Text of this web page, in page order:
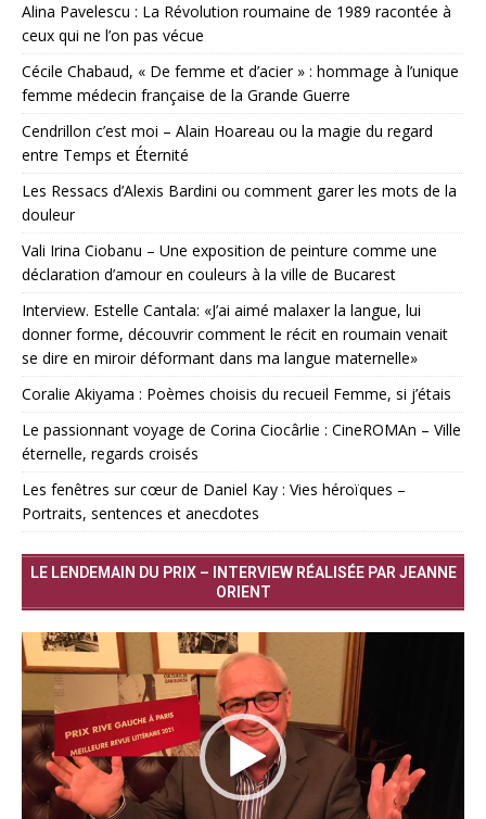
Alina Pavelescu : La Révolution roumaine de 1989 racontée à
ceux qui ne l’on pas vécue
Cécile Chabaud, « De femme et d’acier » : hommage à l’unique
femme médecin française de la Grande Guerre
Cendrillon c’est moi – Alain Hoareau ou la magie du regard
entre Temps et Éternité
Les Ressacs d’Alexis Bardini ou comment garer les mots de la
douleur
Vali Irina Ciobanu – Une exposition de peinture comme une
déclaration d’amour en couleurs à la ville de Bucarest
Interview. Estelle Cantala: «J’ai aimé malaxer la langue, lui
donner forme, découvrir comment le récit en roumain venait
se dire en miroir déformant dans ma langue maternelle»
Coralie Akiyama : Poèmes choisis du recueil Femme, si j’étais
Le passionnant voyage de Corina Ciocârlie : CineROMAn – Ville
éternelle, regards croisés
Les fenêtres sur cœur de Daniel Kay : Vies héroïques –
Portraits, sentences et anecdotes
LE LENDEMAIN DU PRIX – INTERVIEW RÉALISÉE PAR JEANNE
ORIENT
Lecteur
vidéo